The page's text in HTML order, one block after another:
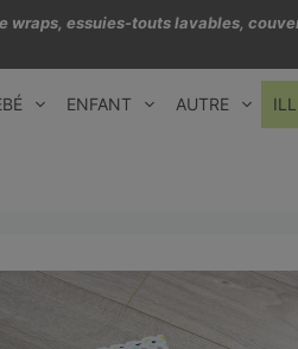
essuies-touts lavables,
ENFANT AUTRE